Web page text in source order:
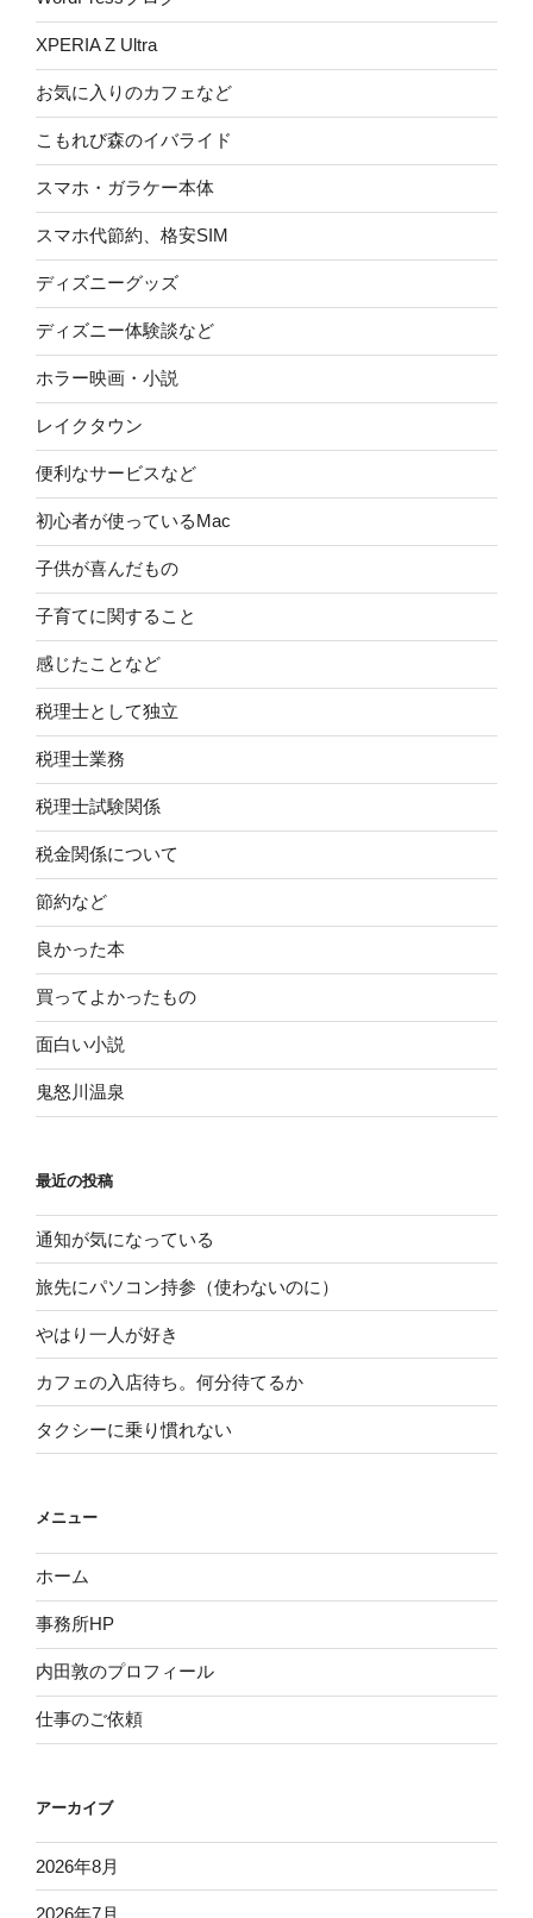
XPERIA Z Ultra
お気に入りのカフェなど
こもれび森のイバライド
スマホ・ガラケー本体
スマホ代節約、格安SIM
ディズニーグッズ
ディズニー体験談など
ホラー映画・小説
レイクタウン
便利なサービスなど
初心者が使っているMac
子供が喜んだもの
子育てに関すること
感じたことなど
税理士として独立
税理士業務
税理士試験関係
税金関係について
節約など
良かった本
買ってよかったもの
面白い小説
鬼怒川温泉
最近の投稿
通知が気になっている
旅先にパソコン持参（使わないのに）
やはり一人が好き
カフェの入店待ち。何分待てるか
タクシーに乗り慣れない
メニュー
ホーム
事務所HP
内田敦のプロフィール
仕事のご依頼
アーカイブ
2026年8月
2026年7月